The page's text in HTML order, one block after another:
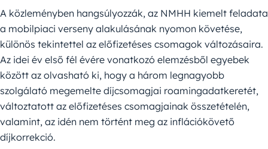
A közleményben hangsúlyozzák, az NMHH kiemelt feladata
a mobilpiaci verseny alakulásának nyomon követése,
különös tekintettel az előfizetéses csomagok változásaira.
Az idei év első fél évére vonatkozó elemzésből egyebek
között az olvasható ki, hogy a három legnagyobb
szolgálató megemelte díjcsomagjai roamingadatkeretét,
változtatott az előfizetéses csomagjainak összetételén,
valamint, az idén nem történt meg az inflációkövető
díjkorrekció.